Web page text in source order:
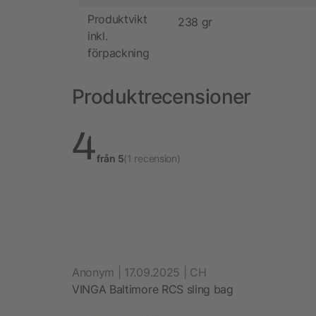
Produktvikt
inkl.
förpackning
238 gr
Produktrecensioner
4från 5(1 recension)
Anonym | 17.09.2025 | CH
VINGA Baltimore RCS sling bag